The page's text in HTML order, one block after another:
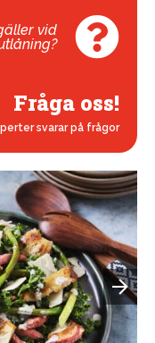
vid
Fråga oss!
svarar på frågor